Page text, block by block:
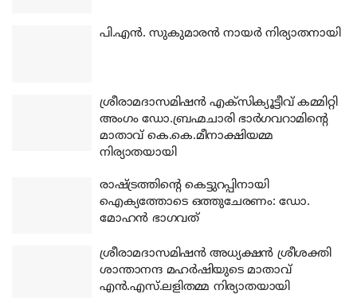
പി.എന്‍. സുകുമാരന്‍ നായര്‍ നിര്യാതനായി
ശ്രീരാമദാസമിഷന്‍ എക്‌സിക്യൂട്ടീവ് കമ്മിറ്റി
അംഗം ഡോ.ബ്രഹ്മചാരി ഭാര്‍ഗവറാമിന്റെ
മാതാവ് കെ.കെ.മീനാക്ഷിയമ്മ
നിര്യാതയായി
രാഷ്ട്രത്തിന്റെ കെട്ടുറപ്പിനായി
ഐക്യത്തോടെ ഒത്തുചേരണം: ഡോ.
മോഹന്‍ ഭാഗവത്
ശ്രീരാമദാസമിഷന്‍ അധ്യക്ഷന്‍ ശ്രീശക്തി
ശാന്താനന്ദ മഹര്‍ഷിയുടെ മാതാവ്
എന്‍.എസ്.ലളിതമ്മ നിര്യാതയായി